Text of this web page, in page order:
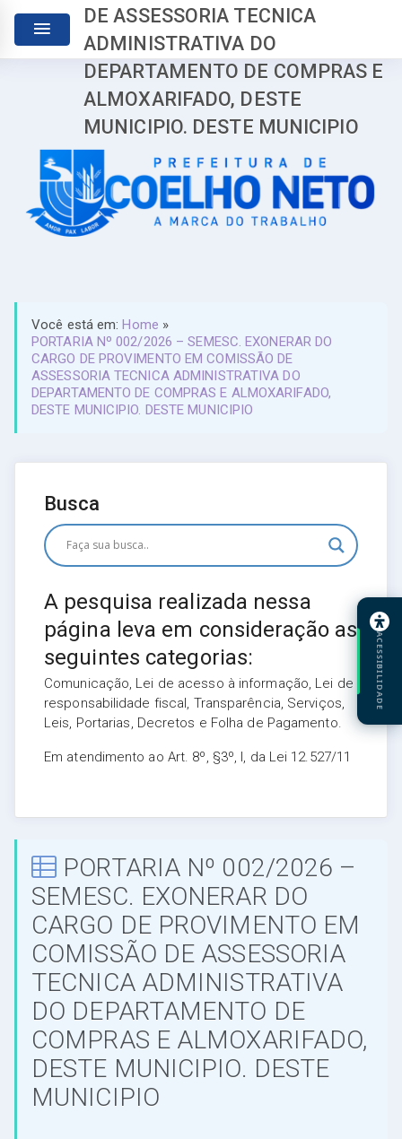
DE ASSESSORIA TECNICA
ADMINISTRATIVA DO
DEPARTAMENTO DE COMPRAS E
ALMOXARIFADO, DESTE
MUNICIPIO. DESTE MUNICIPIO
Você está em:Home »
PORTARIA Nº 002/2026 – SEMESC. EXONERAR DO
CARGO DE PROVIMENTO EM COMISSÃO DE
ASSESSORIA TECNICA ADMINISTRATIVA DO
DEPARTAMENTO DE COMPRAS E ALMOXARIFADO,
DESTE MUNICIPIO. DESTE MUNICIPIO
Busca
A pesquisa realizada nessa
página leva em consideração as
seguintes categorias:
Comunicação, Lei de acesso à informação, Lei de
responsabilidade fiscal, Transparência, Serviços,
Leis, Portarias, Decretos e Folha de Pagamento.
Em atendimento ao Art. 8º, §3º, I, da Lei 12.527/11
PORTARIA Nº 002/2026 –
SEMESC. EXONERAR DO
CARGO DE PROVIMENTO EM
COMISSÃO DE ASSESSORIA
TECNICA ADMINISTRATIVA
DO DEPARTAMENTO DE
COMPRAS E ALMOXARIFADO,
DESTE MUNICIPIO. DESTE
MUNICIPIO
ACESSIBILIDADE